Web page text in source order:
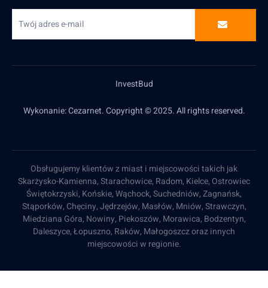
InvestBud
Wykonanie: Cezarnet. Copyright © 2025. All rights reserved.
Obsługujemy klientów z miast i miejscowości takich jak
Skarżysko-Kamienna, Starachowice, Radom, Kielce, Ostrowiec
Świętokrzyski, Końskie, Wąchock, Suchedniów, Zagnańsk,
Stąporków, Chęciny, Jędrzejów, Masłów, Mniów, Strawczyn,
Miedziana Góra, Nowiny, Piekoszów, Morawica, Bodzentyn,
Daleszyce, Łopuszno, Raków, Małogoszcz oraz innych
miejscowości w regionie.